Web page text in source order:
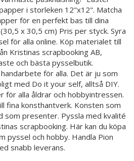
i storleken 12"x12". Matcha
för en perfekt bas till dina
x 30,5 cm) Pris per styck. Syra
för alla online. Köp materialet till
Kristinas scrapbooking AB,
och bästa pysselbutik.
för alla. Det är ju som
med Do it your self, alltså DIY.
för alla åldrar och hobbyintressen.
fina konsthantverk. Konsten som
som presenter. Pyssla med kvalité
scrapbooking. Här kan du köpa
pyssel och hobby. Handla Pion
snabb leverans.